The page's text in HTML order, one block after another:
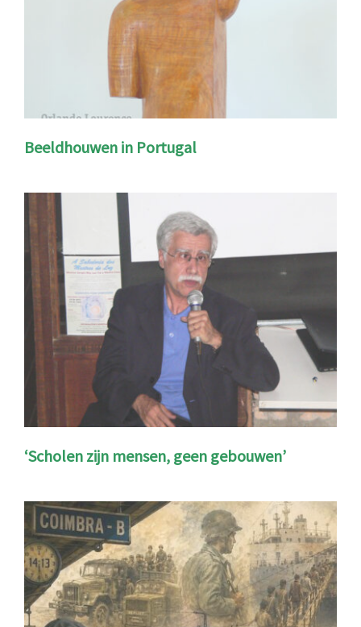
Beeldhouwen in Portugal
‘Scholen zijn mensen, geen gebouwen’